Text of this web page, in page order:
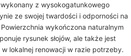
wykonany z wysokogatunkowego
ze swojej twardości i odporności na
wykończona naturalnym
rysunek słojów, ale także jest
lokalnej renowacji w razie potrzeby.